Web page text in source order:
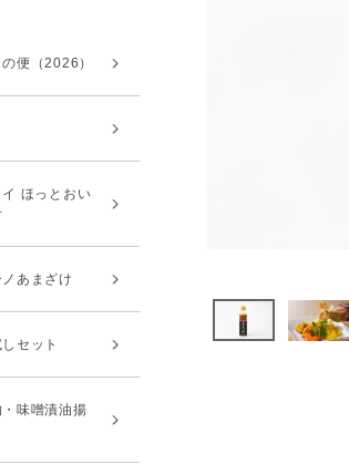
便（2026）
ほっとおい
あまざけ
セット
味噌漬油揚